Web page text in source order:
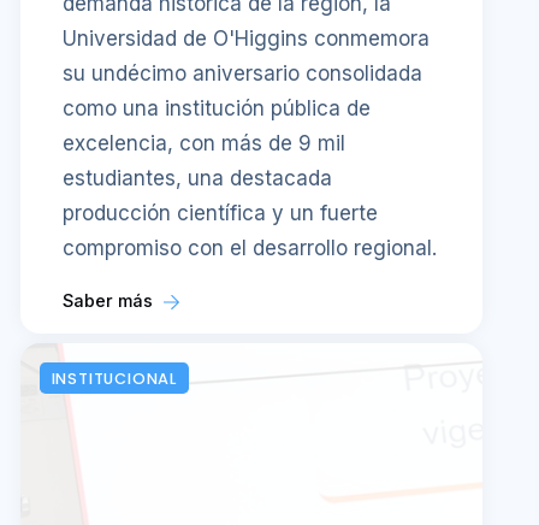
Universidad de O'Higgins conmemora
su undécimo aniversario consolidada
como una institución pública de
excelencia, con más de 9 mil
estudiantes, una destacada
producción científica y un fuerte
compromiso con el desarrollo regional.
Saber más
INSTITUCIONAL